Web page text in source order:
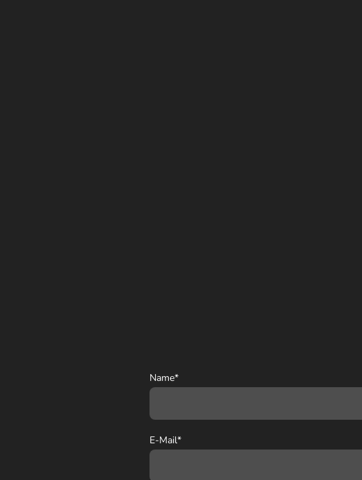
Name*
E-Mail*